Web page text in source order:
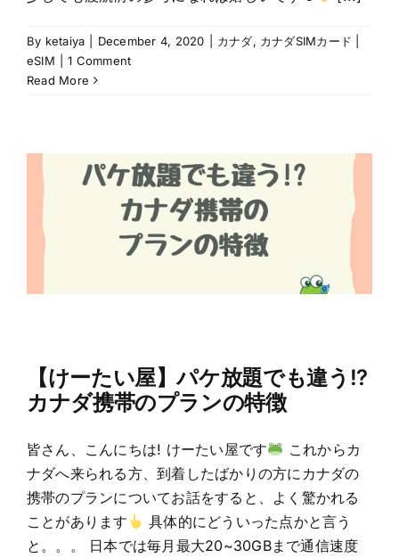
By ketaiya December 4, 2020 カナダ, カナダSIMカード |
eSIM
1 Comment
Read More
【けーたい屋】パケ放題でも違う!?
カナダ携帯のプランの特徴
皆さん、こんにちは! けーたい屋です
これからカ
ナダへ来られる方、到着したばかりの方にカナダの
携帯のプランについてお話をすると、よく驚かれる
ことがあります
具体的にどういった点かと言う
と。。。 日本では毎月最大20~30GBまで通信速度